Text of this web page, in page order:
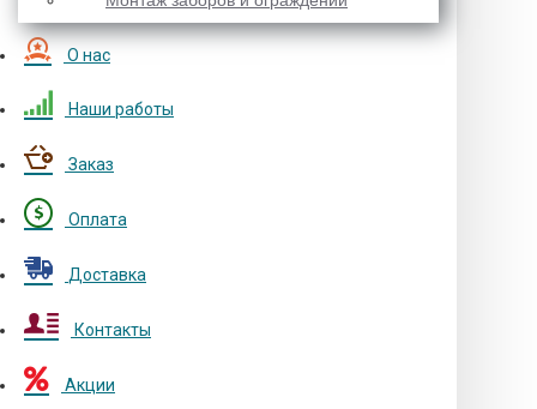
О нас
Наши работы
Заказ
Оплата
Доставка
Контакты
Акции